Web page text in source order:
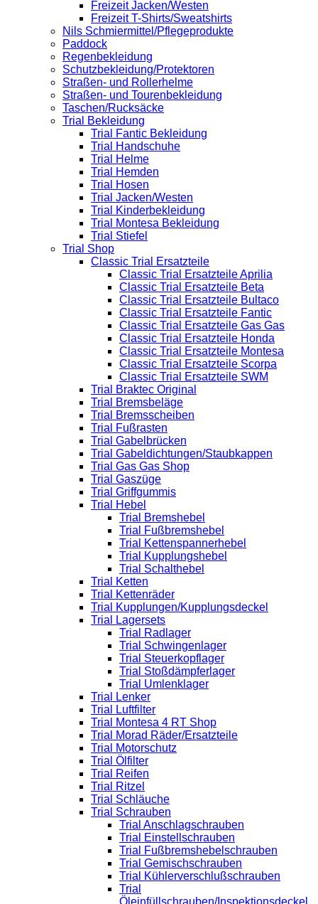
Freizeit Jacken/Westen
Freizeit T-Shirts/Sweatshirts
Nils Schmiermittel/Pflegeprodukte
Paddock
Regenbekleidung
Schutzbekleidung/Protektoren
Straßen- und Rollerhelme
Straßen- und Tourenbekleidung
Taschen/Rucksäcke
Trial Bekleidung
Trial Fantic Bekleidung
Trial Handschuhe
Trial Helme
Trial Hemden
Trial Hosen
Trial Jacken/Westen
Trial Kinderbekleidung
Trial Montesa Bekleidung
Trial Stiefel
Trial Shop
Classic Trial Ersatzteile
Classic Trial Ersatzteile Aprilia
Classic Trial Ersatzteile Beta
Classic Trial Ersatzteile Bultaco
Classic Trial Ersatzteile Fantic
Classic Trial Ersatzteile Gas Gas
Classic Trial Ersatzteile Honda
Classic Trial Ersatzteile Montesa
Classic Trial Ersatzteile Scorpa
Classic Trial Ersatzteile SWM
Trial Braktec Original
Trial Bremsbeläge
Trial Bremsscheiben
Trial Fußrasten
Trial Gabelbrücken
Trial Gabeldichtungen/Staubkappen
Trial Gas Gas Shop
Trial Gaszüge
Trial Griffgummis
Trial Hebel
Trial Bremshebel
Trial Fußbremshebel
Trial Kettenspannerhebel
Trial Kupplungshebel
Trial Schalthebel
Trial Ketten
Trial Kettenräder
Trial Kupplungen/Kupplungsdeckel
Trial Lagersets
Trial Radlager
Trial Schwingenlager
Trial Steuerkopflager
Trial Stoßdämpferlager
Trial Umlenklager
Trial Lenker
Trial Luftfilter
Trial Montesa 4 RT Shop
Trial Morad Räder/Ersatzteile
Trial Motorschutz
Trial Ölfilter
Trial Reifen
Trial Ritzel
Trial Schläuche
Trial Schrauben
Trial Anschlagschrauben
Trial Einstellschrauben
Trial Fußbremshebelschrauben
Trial Gemischschrauben
Trial Kühlerverschlußschrauben
Trial
Öleinfüllschrauben/Inspektionsdeckel